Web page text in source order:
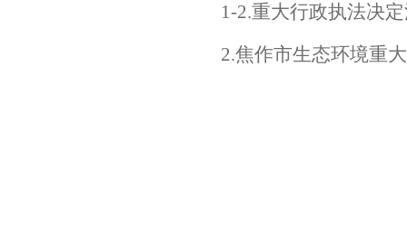
1-2.重大行政执法决定
2.焦作市生态环境重